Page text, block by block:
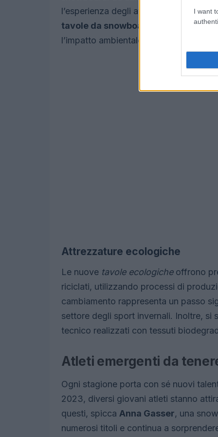
I want
l’esperienza degli atleti e degli
tavole da snowboard
realizzate con
l’impatto ambientale di queste
Attrezzature ecologiche
Le nuove tavole ecologicheoffrono
riciclati, utilizzando processi di
cambiamento rappresenta un passo
settore degli sport invernali. Inoltre, si
tecnico realizzati con tessuti
Atleti emergenti da
Ogni stagione porta con sé nuovi
2023, diversi giovani atleti stanno
questi, spicca Anna Gasser, una
numerosi titoli e continua a